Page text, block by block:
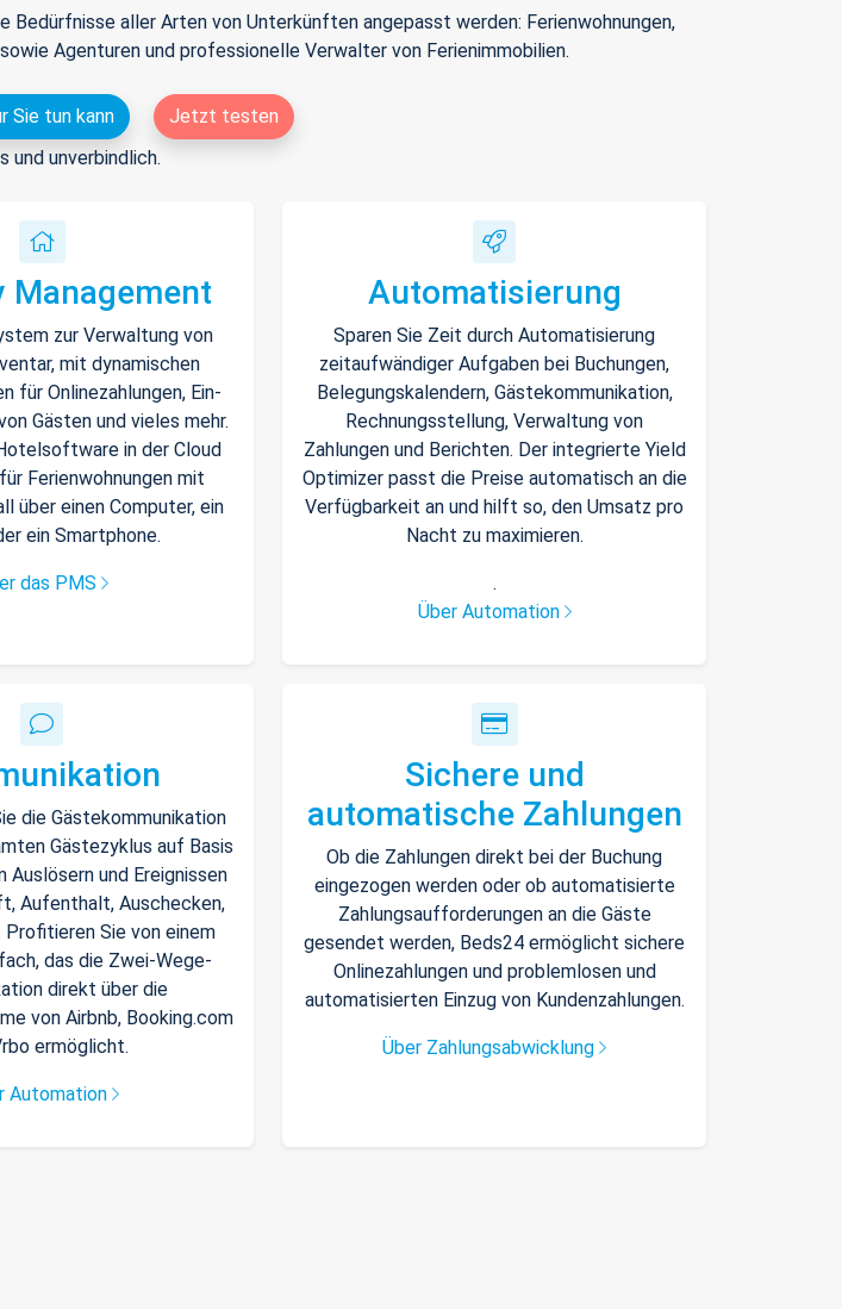
aller Arten von Unterkünften angepasst werden: Ferienwohnungen,
Agenturen und professionelle Verwalter von Ferienimmobilien.
Sie tun kann
Jetzt testen
und unverbindlich.
Management
zur Verwaltung von
mit dynamischen
für Onlinezahlungen, Ein-
Gästen und vieles mehr.
in der Cloud
Ferienwohnungen mit
über einen Computer, ein
ein Smartphone.
das PMS
Automatisierung
Sparen Sie Zeit durch Automatisierung
zeitaufwändiger Aufgaben bei Buchungen,
Belegungskalendern, Gästekommunikation,
Rechnungsstellung, Verwaltung von
Zahlungen und Berichten. Der integrierte Yield
Optimizer passt die Preise automatisch an die
Verfügbarkeit an und hilft so, den Umsatz pro
Nacht zu maximieren.
.
Über Automation
die Gästekommunikation
Gästezyklus auf Basis
Auslösern und Ereignissen
Aufenthalt, Auschecken,
Profitieren Sie von einem
das die Zwei-Wege-
direkt über die
von Airbnb, Booking.com
ermöglicht.
Automation
Sichere und
automatische Zahlungen
Ob die Zahlungen direkt bei der Buchung
eingezogen werden oder ob automatisierte
Zahlungsaufforderungen an die Gäste
gesendet werden, Beds24 ermöglicht sichere
Onlinezahlungen und problemlosen und
automatisierten Einzug von Kundenzahlungen.
Über Zahlungsabwicklung